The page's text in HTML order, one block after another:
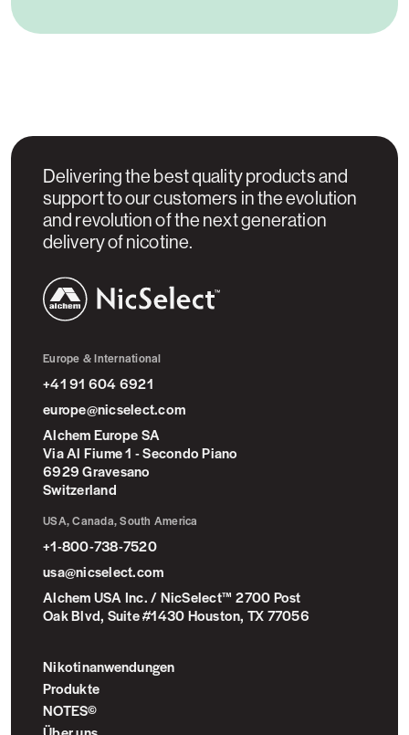
Delivering the best quality products and
support to our customers in the evolution
and revolution of the next generation
delivery of nicotine.
Europe & International
+41 91 604 6921
europe@nicselect.com
Alchem Europe SA
Via Al Fiume 1 - Secondo Piano
6929 Gravesano
Switzerland
USA, Canada, South America
+1-800-738-7520
usa@nicselect.com
Alchem USA Inc. / NicSelect™ 2700 Post
Oak Blvd, Suite #1430 Houston, TX 77056
Nikotinanwendungen
Produkte
NOTES©